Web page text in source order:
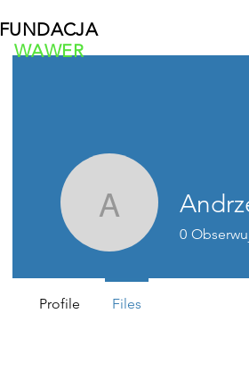
FUNDACJA
WAWER
Andrzej
0
Profile Files